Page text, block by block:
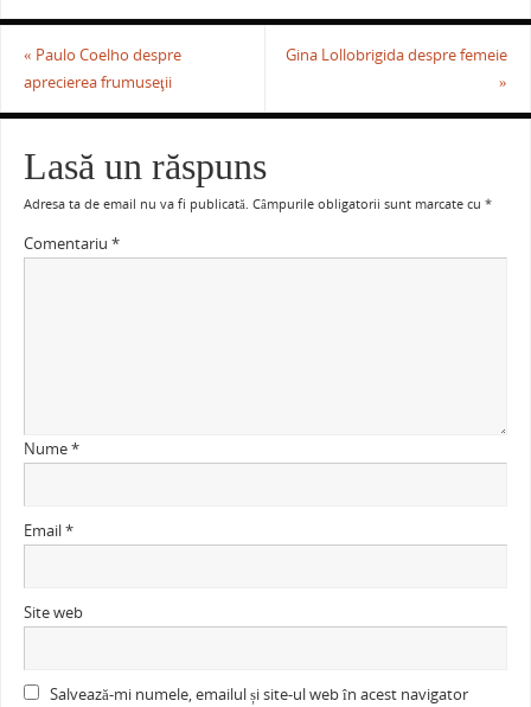
« Paulo Coelho despre
aprecierea frumuseţii
Gina Lollobrigida despre femeie
»
Lasă un răspuns
Adresa ta de email nu va fi publicată. Câmpurile obligatorii sunt marcate cu *
Comentariu *
Nume*
Email*
Site web
Salvează-mi numele, emailul și site-ul web în acest navigator